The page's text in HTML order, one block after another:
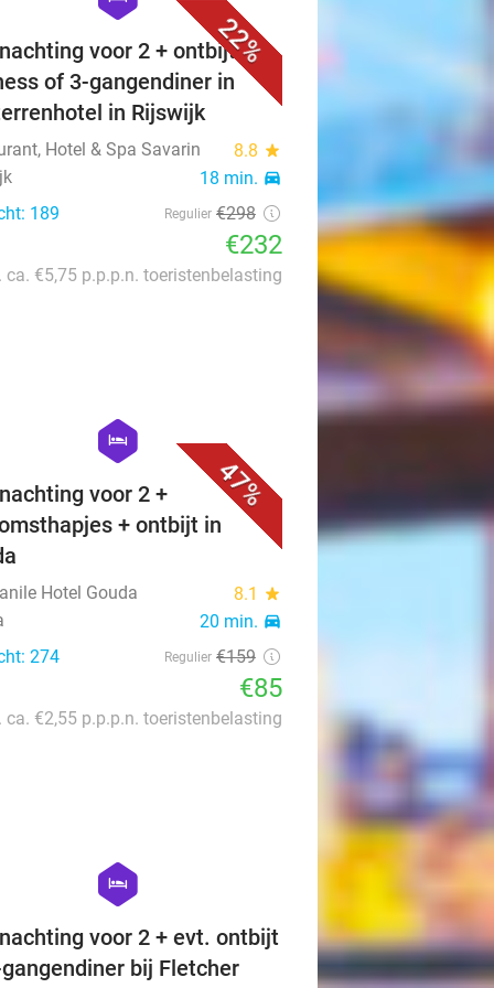
22%
voor 2 + ontbijt +
of 3-gangendiner in
in Rijswijk
Hotel & Spa Savarin 8.8 star
18 min. directions_car
189 Regulier €298
€232
ca. €5,75 p.p.p.n. toeristenbelasting
47%
hexagon
hotel
voor 2 +
+ ontbijt in
Hotel Gouda 8.1 star
20 min. directions_car
274 Regulier €159
€85
ca. €2,55 p.p.p.n. toeristenbelasting
hexagon
hotel
voor 2 + evt. ontbijt
bij Fletcher